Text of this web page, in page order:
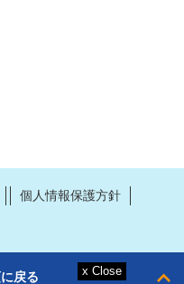
個人情報保護方針
戻る